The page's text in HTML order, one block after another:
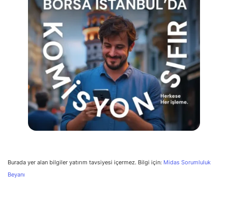
Burada yer alan bilgiler yatırım tavsiyesi içermez. Bilgi için: Midas Sorumluluk
Beyanı